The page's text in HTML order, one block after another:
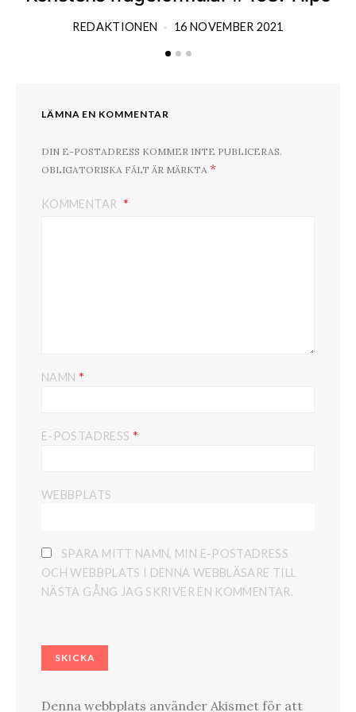
REDAKTIONEN 16 NOVEMBER 2021
LÄMNA EN KOMMENTAR
DIN E-POSTADRESS KOMMER INTE PUBLICERAS.
OBLIGATORISKA FÄLT ÄR MÄRKTA *
KOMMENTAR
NAMN *
E-POSTADRESS *
WEBBPLATS
SPARA MITT NAMN, MIN E-POSTADRESS
OCH WEBBPLATS I DENNA WEBBLÄSARE TILL
NÄSTA GÅNG JAG SKRIVER EN KOMMENTAR.
Denna webbplats använder Akismet för att